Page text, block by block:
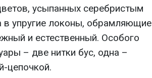
усыпанных серебристым
в упругие локоны, обрамляющие
и естественный. Особого
– две нитки бус, одна –
цепочкой.